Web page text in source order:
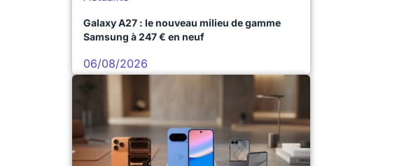
Galaxy A27 : le nouveau milieu de gamme
Samsung à 247 € en neuf
06/08/2026